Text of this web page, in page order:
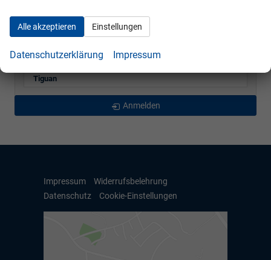
T-Roc
Tiguan
Anmelden
Impressum
Widerrufsbelehrung
Datenschutz
Cookie-Einstellungen
Alle akzeptieren Einstellungen
Datenschutzerklärung Impressum